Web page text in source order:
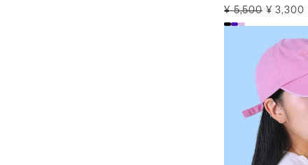
¥ 5,500 ¥ 3,300